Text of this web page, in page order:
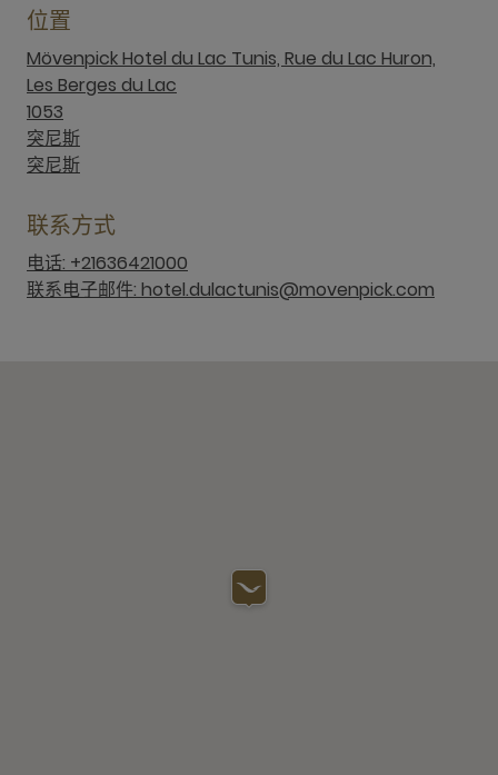
位置
Mövenpick Hotel du Lac Tunis, Rue du Lac Huron,
Les Berges du Lac
1053
突尼斯
突尼斯
联系方式
电话: +21636421000
联系电子邮件: hotel.dulactunis@movenpick.com